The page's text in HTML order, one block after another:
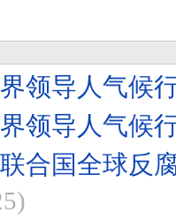
领导人气候
领导人气候
合国全球反